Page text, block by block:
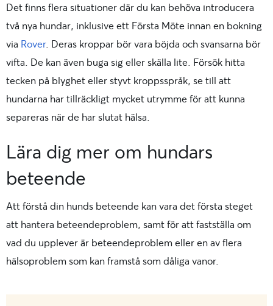
Det finns flera situationer där du kan behöva introducera
två nya hundar, inklusive ett Första Möte innan en bokning
via Rover. Deras kroppar bör vara böjda och svansarna bör
vifta. De kan även buga sig ellerskälla lite. Försök hitta
tecken på blyghet eller styvt kroppsspråk, se till att
hundarna har tillräckligt mycket utrymme för att kunna
separeras när de har slutat hälsa.
Lära dig mer om hundars
beteende
Att förstå din hunds beteende kan vara det första steget
att hantera beteendeproblem, samt för att fastställa om
vad du upplever är beteendeproblem eller en av flera
hälsoproblem som kan framstå som dåliga vanor.